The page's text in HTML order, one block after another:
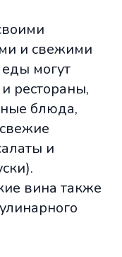
и свежими
могут
рестораны,
блюда,
и
вина также